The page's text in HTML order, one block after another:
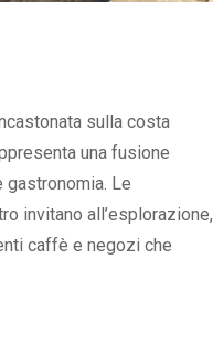
sulla costa
una fusione
gastronomia. Le
invitano all’esplorazione,
caffè e negozi che
Ajaccio, il gioiello della
2.Musei di Ajaccio